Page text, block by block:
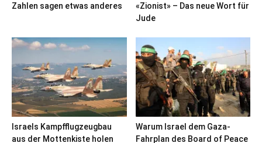
Zahlen sagen etwas anderes
«Zionist» – Das neue Wort für
Jude
Israels Kampfflugzeugbau
aus der Mottenkiste holen
Warum Israel dem Gaza-
Fahrplan des Board of Peace